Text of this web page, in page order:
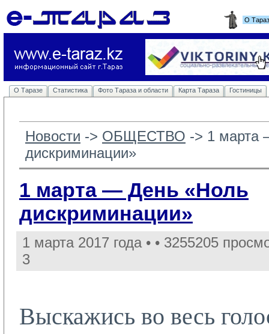
О
О Таразе Статистика Фото Тараза и области Карта Тараза Гостиницы
Новости -> ОБЩЕСТВО -> 1 марта
дискриминации»
1 марта — День «Ноль
дискриминации»
1 марта 2017 года • • 3255205
3
Выскажись во весь